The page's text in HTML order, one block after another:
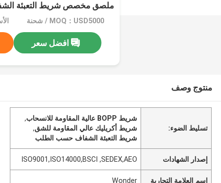
ملصق مخصص شريط التعبئة
MOQ：USD5000 / شحنة
افضل سعر
منتوج وصف
تسليط الضوء:
شريط BOPP عالية المقاومة للانسحاب
,
شريط أكريليك عالي المقاومة للشق,
شريط التعبئة الشفاف حسب الطلب
إصدار الشهادات ISO9001,ISO14000,BSCI ,SEDEX,AEO
اسم العلامة التجارية Wonder